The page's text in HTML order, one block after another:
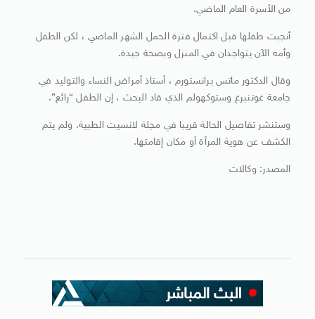
من الأسرة العام الماضي.
أنجبت طفلها قبل اكتمال فترة الحمل الشهر الماضي ، لكن الطفل
وأمه الآن يتواجدان في المنزل وبصحة جيدة.
وقال الدكتور ماتس برانستورم ، أستاذ أمراض النساء والتوليد في
جامعة غوتنبرغ وستوكهولم الذي قاد البحث ، إن الطفل “رائع”.
وستنشر تفاصيل الحالة قريبا في مجلة لانسيت الطبية. ولم يتم
الكشف عن هوية المرأة أو مكان إقامتها.
المصدر: وكالات